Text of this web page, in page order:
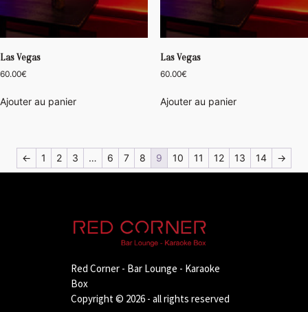
Las Vegas
60.00€
Ajouter au panier
Las Vegas
60.00€
Ajouter au panier
← 1 2 3 … 6 7 8 9 10 11 12 13 14 →
Red Corner - Bar Lounge - Karaoke
Box
Copyright © 2026 - all rights reserved